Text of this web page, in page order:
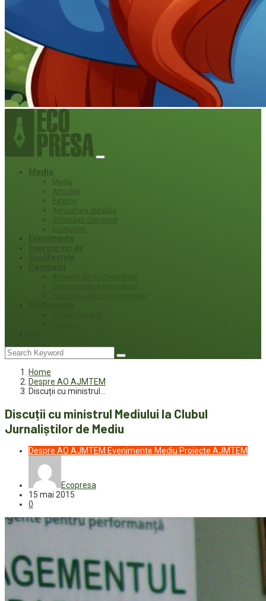
Mediu
Mediu
Atitudini
Externe
Agricultura durabila
Schimbari climatice
Ecoturism
Home
Despre AO AJMTEM
Discuții cu ministrul…
Discuții cu ministrul Mediului la Clubul
Jurnaliștilor de Mediu
Despre AO AJMTEM Evenimente Mediu Proiecte AJMTEM
Ecopresa
15 mai 2015
0